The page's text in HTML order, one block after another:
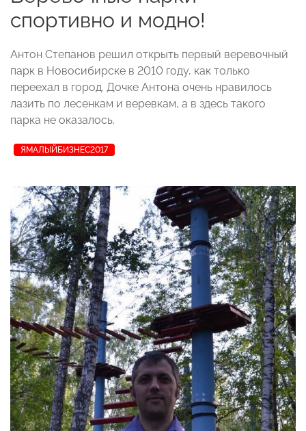
спортивно и модно!
Антон Степанов решил открыть первый веревочный
парк в Новосибирске в 2010 году, как только
переехал в город. Дочке Антона очень нравилось
лазить по лесенкам и веревкам, а в здесь такого
парка не оказалось.
ЯМАЛЫЙБИЗНЕС2017